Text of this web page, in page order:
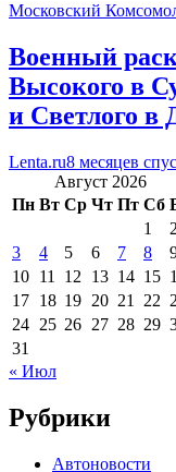
Московский
Военный
Высокого в
и Светлого в
Lenta.ru8 месяцев
Август 2026
Пн Вт Ср Чт Пт Сб
1
2
3
4 5 6 7 8
10 11 12 13 14 15
17 18 19 20 21 22
24 25 26 27 28 29
31
« Июл
Рубрики
Автоновости